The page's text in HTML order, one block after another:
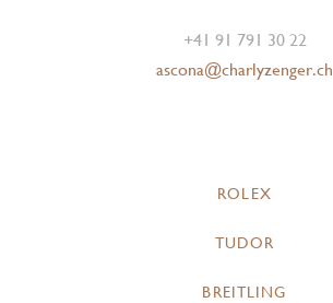
+41 91 791 30 22
ascona@charlyzenger.ch
ROLEX
TUDOR
BREITLING